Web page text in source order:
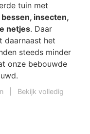
tuin met
insecten,
netjes. Daar
daarnaast het
steeds minder
onze bebouwde
Bekijk volledig